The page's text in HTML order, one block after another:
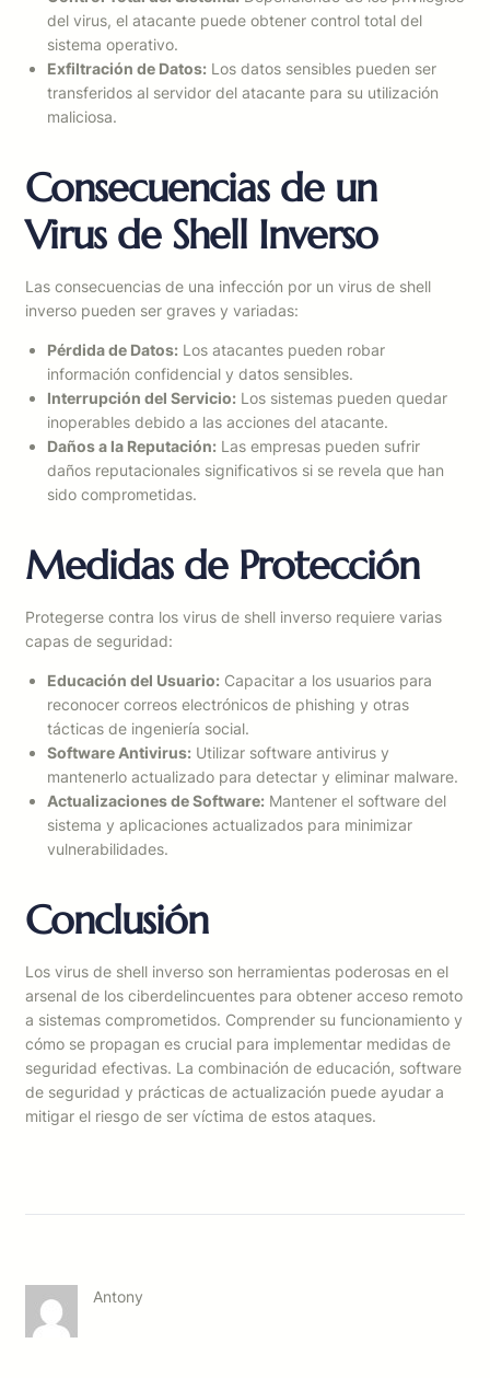
del virus, el atacante puede obtener control total del
sistema operativo.
Exfiltración de Datos: Los datos sensibles pueden ser
transferidos al servidor del atacante para su utilización
maliciosa.
Consecuencias de un
Virus de Shell Inverso
Las consecuencias de una infección por un virus de shell
inverso pueden ser graves y variadas:
Pérdida de Datos: Los atacantes pueden robar
información confidencial y datos sensibles.
Interrupción del Servicio: Los sistemas pueden quedar
inoperables debido a las acciones del atacante.
Daños a la Reputación: Las empresas pueden sufrir
daños reputacionales significativos si se revela que han
sido comprometidas.
Medidas de Protección
Protegerse contra los virus de shell inverso requiere varias
capas de seguridad:
Educación del Usuario: Capacitar a los usuarios para
reconocer correos electrónicos de phishing y otras
tácticas de ingeniería social.
Software Antivirus: Utilizar software antivirus y
mantenerlo actualizado para detectar y eliminar malware.
Actualizaciones de Software: Mantener el software del
sistema y aplicaciones actualizados para minimizar
vulnerabilidades.
Conclusión
Los virus de shell inverso son herramientas poderosas en el
arsenal de los ciberdelincuentes para obtener acceso remoto
a sistemas comprometidos. Comprender su funcionamiento y
cómo se propagan es crucial para implementar medidas de
seguridad efectivas. La combinación de educación, software
de seguridad y prácticas de actualización puede ayudar a
mitigar el riesgo de ser víctima de estos ataques.
Antony